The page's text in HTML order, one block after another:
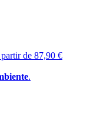
partir de 87,90 €
.